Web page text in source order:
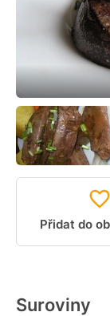
Přidat do
Suroviny